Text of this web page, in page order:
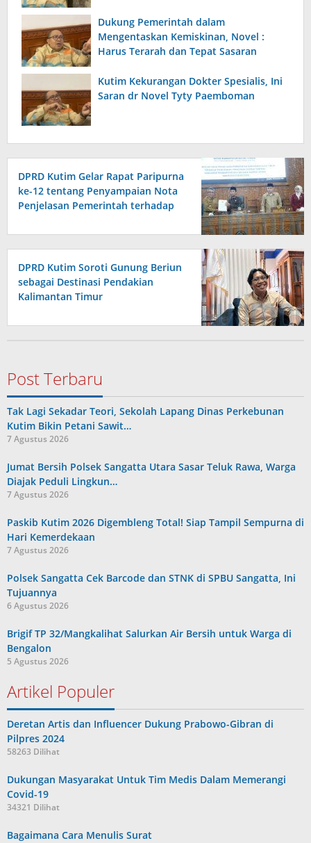
Dukung Pemerintah dalam
Mengentaskan Kemiskinan, Novel :
Harus Terarah dan Tepat Sasaran
Kutim Kekurangan Dokter Spesialis, Ini
Saran dr Novel Tyty Paemboman
DPRD Kutim Gelar Rapat Paripurna
ke-12 tentang Penyampaian Nota
Penjelasan Pemerintah terhadap
DPRD Kutim Soroti Gunung Beriun
sebagai Destinasi Pendakian
Kalimantan Timur
Post Terbaru
Tak Lagi Sekadar Teori, Sekolah Lapang Dinas Perkebunan
Kutim Bikin Petani Sawit…
7 Agustus 2026
Jumat Bersih Polsek Sangatta Utara Sasar Teluk Rawa, Warga
Diajak Peduli Lingkun…
7 Agustus 2026
Paskib Kutim 2026 Digembleng Total! Siap Tampil Sempurna di
Hari Kemerdekaan
7 Agustus 2026
Polsek Sangatta Cek Barcode dan STNK di SPBU Sangatta, Ini
Tujuannya
6 Agustus 2026
Brigif TP 32/Mangkalihat Salurkan Air Bersih untuk Warga di
Bengalon
5 Agustus 2026
Artikel Populer
Deretan Artis dan Influencer Dukung Prabowo-Gibran di
Pilpres 2024
58263 Dilihat
Dukungan Masyarakat Untuk Tim Medis Dalam Memerangi
Covid-19
34321 Dilihat
Bagaimana Cara Menulis Surat